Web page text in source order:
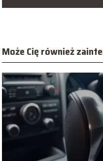
Może Cię również